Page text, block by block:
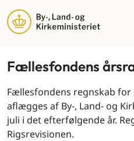
Fællesfondens
Fællesfondens regnskab
aflægges af By-, Land- og
juli i det efterfølgende år.
Rigsrevisionen.